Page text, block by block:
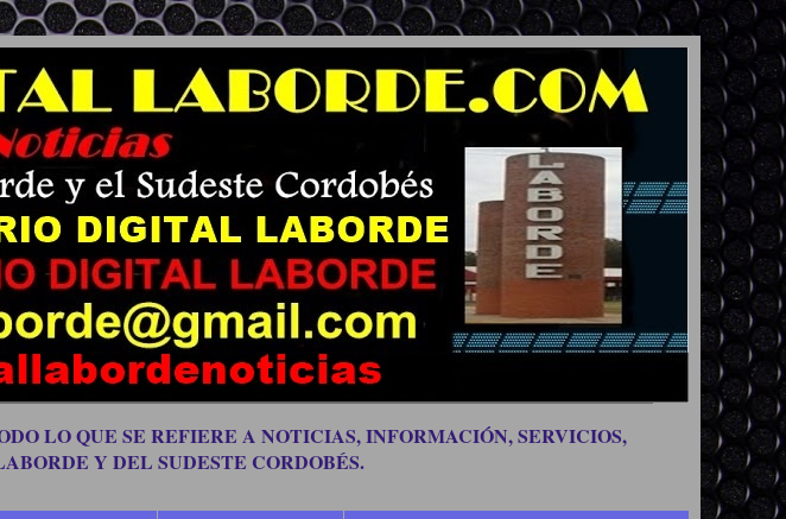
LO QUE SE REFIERE A NOTICIAS, INFORMACIÓN, SERVICIOS,
Y DEL SUDESTE CORDOBÉS.